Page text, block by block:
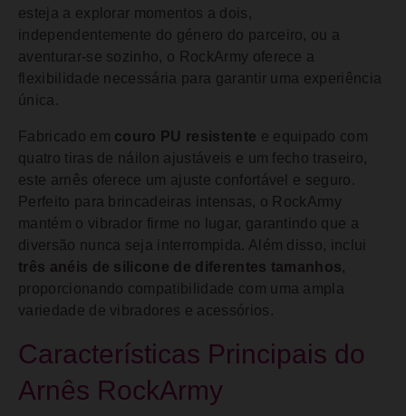
esteja a explorar momentos a dois,
independentemente do género do parceiro, ou a
aventurar-se sozinho, o RockArmy oferece a
flexibilidade necessária para garantir uma experiência
única.
Fabricado em couro PU resistente e equipado com
quatro tiras de náilon ajustáveis e um fecho traseiro,
este arnês oferece um ajuste confortável e seguro.
Perfeito para brincadeiras intensas, o RockArmy
mantém o vibrador firme no lugar, garantindo que a
diversão nunca seja interrompida. Além disso, inclui
três anéis de silicone de diferentes tamanhos,
proporcionando compatibilidade com uma ampla
variedade de vibradores e acessórios.
Características Principais do
Arnês RockArmy